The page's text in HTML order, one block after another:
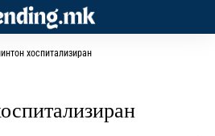
хоспитализиран